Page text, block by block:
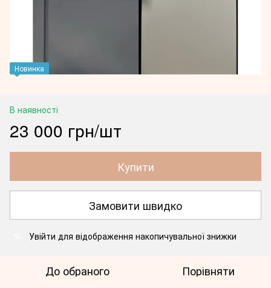
Новинка
В наявності
23 000 грн/шт
Купити
Замовити швидко
Увійти для відображення накопичувальної знижки
До обраного Порівняти